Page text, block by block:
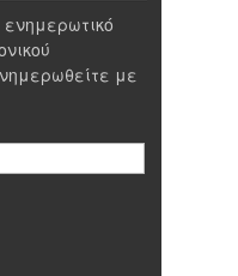
με